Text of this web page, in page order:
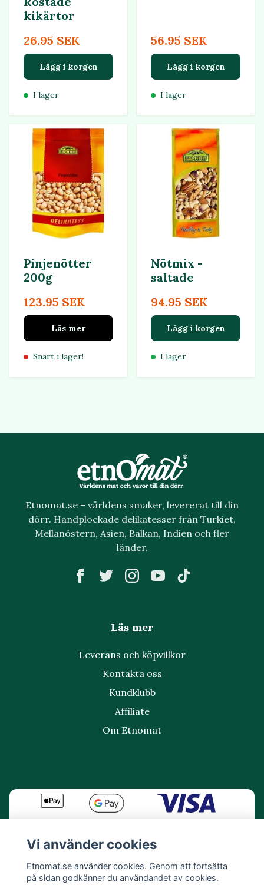
kikärtor
26.95 SEK
Lägg i korgen
I lager
56.95 SEK
Lägg i korgen
I lager
Pinjenötter
200g
123.95 SEK
Läs mer
Snart i lager!
Nötmix -
saltade
94.95 SEK
Lägg i korgen
I lager
Etnomat.se – världens smaker, levererat till din
dörr. Handplockade delikatesser från Turkiet,
Mellanöstern, Asien, Balkan, Indien och fler
länder.
Läs mer
Leverans och köpvillkor
Kontakta oss
Kundklubb
Affiliate
Om Etnomat
Vi använder cookies
Etnomat.se använder cookies. Genom att fortsätta
på sidan godkänner du användandet av cookies.